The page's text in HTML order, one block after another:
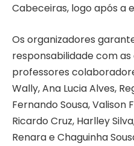
Cabeceiras, logo após a
Os organizadores
responsabilidade com as
professores
Wally, Ana Lucia Alves,
Fernando Sousa, Valison
Ricardo Cruz, Harlley
Renara e Chaguinha